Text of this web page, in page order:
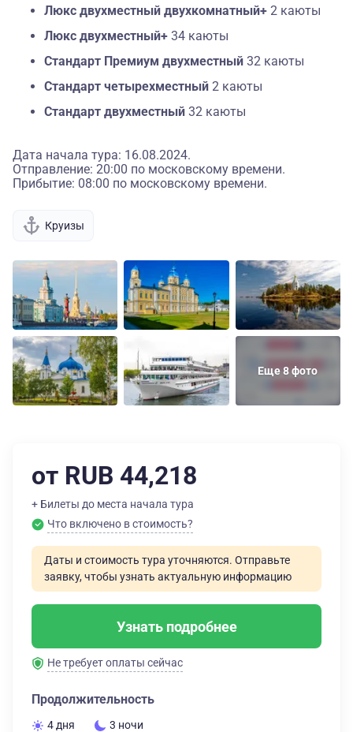
Люкс двухместный двухкомнатный+ 2 каюты
Люкс двухместный+ 34 каюты
Стандарт Премиум двухместный 32 каюты
Стандарт четырехместный 2 каюты
Стандарт двухместный 32 каюты
Дата начала тура: 16.08.2024.
Отправление: 20:00 по московскому времени.
Прибытие: 08:00 по московскому времени.
Круизы
Еще 8 фото
от RUB 44,218
+ Билеты до места начала тура
Что включено в стоимость?
Даты и стоимость тура уточняются. Отправьте
заявку, чтобы узнать актуальную информацию
Узнать подробнее
Не требует оплаты сейчас
Продолжительность
4 дня 3 ночи